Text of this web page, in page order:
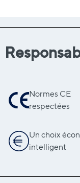
Normes CE
respectées
Un choix
intelligent